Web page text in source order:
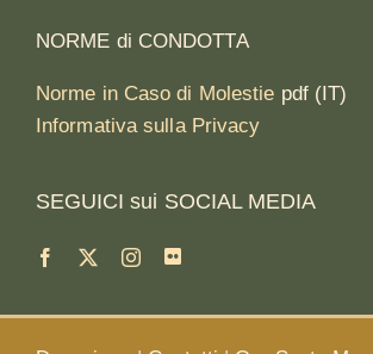
NORME di CONDOTTA
Norme in Caso di Molestie pdf (IT)
Informativa sulla Privacy
SEGUICI sui SOCIAL MEDIA